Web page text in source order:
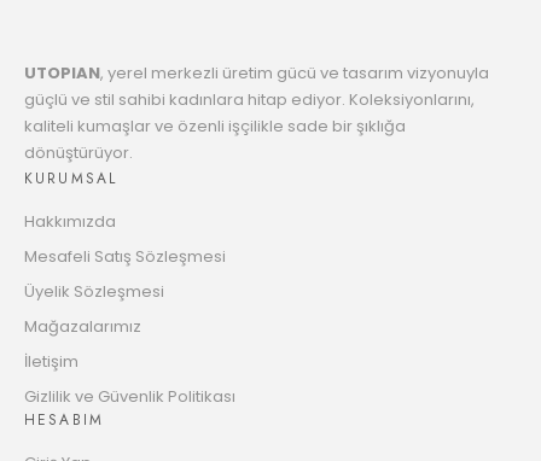
8
Taksit
3857.55 TL
Taksit
12
UTOPIAN, yerel merkezli üretim gücü ve tasarım vizyonuyla
güçlü ve stil sahibi kadınlara hitap ediyor. Koleksiyonlarını,
kaliteli kumaşlar ve özenli işçilikle sade bir şıklığa
dönüştürüyor.
KURUMSAL
Hakkımızda
Mesafeli Satış Sözleşmesi
Üyelik Sözleşmesi
Mağazalarımız
İletişim
Gizlilik ve Güvenlik Politikası
HESABIM